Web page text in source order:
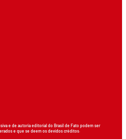
e de autoria editorial do Brasil de Fato podem ser
e que se deem os devidos créditos.